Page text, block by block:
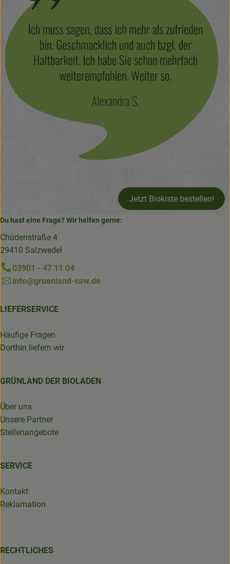
Jetzt Biokiste bestellen!
Du hast eine Frage? Wir helfen gerne:
Chüdenstraße 4
29410 Salzwedel
03901 - 47 11 04
info@gruenland-saw.de
LIEFERSERVICE
Häufige Fragen
Dorthin liefern wir
GRÜNLAND DER BIOLADEN
Über uns
Unsere Partner
Stellenangebote
SERVICE
Kontakt
Reklamation
RECHTLICHES